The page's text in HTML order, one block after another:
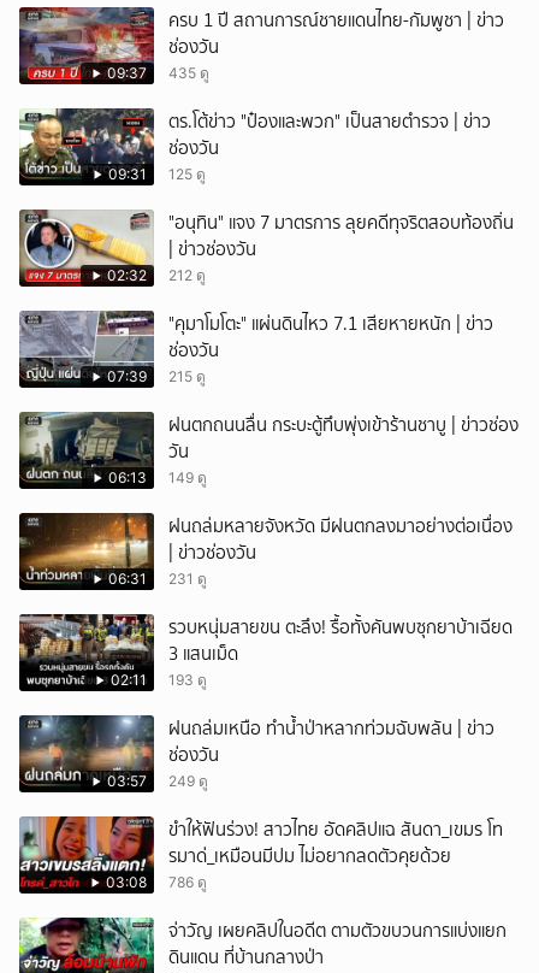
09:37
ครบ 1 ปี สถานการณ์ชายแดนไทย-กัมพูชา | ข่าว
ช่องวัน
435 ดู
09:31
ตร.โต้ข่าว "ป๋องและพวก" เป็นสายตำรวจ | ข่าว
ช่องวัน
125 ดู
02:32
"อนุทิน" แจง 7 มาตรการ ลุยคดีทุจริตสอบท้องถิ่น
| ข่าวช่องวัน
212 ดู
07:39
"คุมาโมโตะ" แผ่นดินไหว 7.1 เสียหายหนัก | ข่าว
ช่องวัน
215 ดู
06:13
ฝนตกถนนลื่น กระบะตู้ทึบพุ่งเข้าร้านชาบู | ข่าวช่อง
วัน
149 ดู
06:31
ฝนถล่มหลายจังหวัด มีฝนตกลงมาอย่างต่อเนื่อง
| ข่าวช่องวัน
231 ดู
02:11
รวบหนุ่มสายขน ตะลึง! รื้อทั้งคันพบซุกยาบ้าเฉียด
3 แสนเม็ด
193 ดู
03:57
ฝนถล่มเหนือ ทำน้ำป่าหลากท่วมฉับพลัน | ข่าว
ช่องวัน
249 ดู
03:08
ขำให้ฟันร่วง! สาวไทย อัดคลิปแฉ สันดา_เขมร โท
รมาด่_เหมือนมีปม ไม่อยากลดตัวคุยด้วย
786 ดู
จ่าวัญ เผยคลิปในอดีต ตามตัวขบวนการแบ่งแยก
ดินแดน ที่บ้านกลางป่า